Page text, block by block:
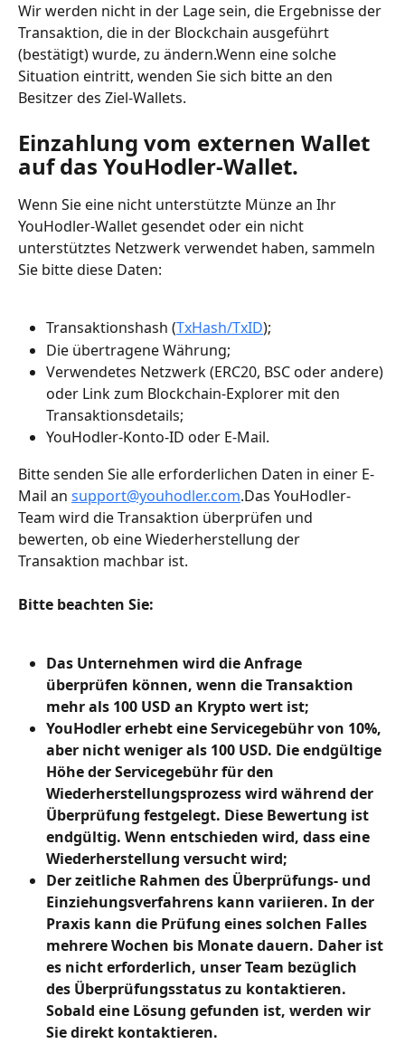
Wir werden nicht in der Lage sein, die Ergebnisse der
Transaktion, die in der Blockchain ausgeführt
(bestätigt) wurde, zu ändern.Wenn eine solche
Situation eintritt, wenden Sie sich bitte an den
Besitzer des Ziel-Wallets.
Einzahlung vom externen Wallet
auf das YouHodler-Wallet.
Wenn Sie eine nicht unterstützte Münze an Ihr
YouHodler-Wallet gesendet oder ein nicht
unterstütztes Netzwerk verwendet haben, sammeln
Sie bitte diese Daten:
Transaktionshash (TxHash/TxID);
Die übertragene Währung;
Verwendetes Netzwerk (ERC20, BSC oder andere)
oder Link zum Blockchain-Explorer mit den
Transaktionsdetails;
YouHodler-Konto-ID oder E-Mail.
Bitte senden Sie alle erforderlichen Daten in einer E-
Mail an support@youhodler.com.Das YouHodler-
Team wird die Transaktion überprüfen und
bewerten, ob eine Wiederherstellung der
Transaktion machbar ist.
Bitte beachten Sie:
Das Unternehmen wird die Anfrage
überprüfen können, wenn die Transaktion
mehr als 100 USD an Krypto wert ist;
YouHodler erhebt eine Servicegebühr von 10%,
aber nicht weniger als 100 USD. Die endgültige
Höhe der Servicegebühr für den
Wiederherstellungsprozess wird während der
Überprüfung festgelegt. Diese Bewertung ist
endgültig. Wenn entschieden wird, dass eine
Wiederherstellung versucht wird;
Der zeitliche Rahmen des Überprüfungs- und
Einziehungsverfahrens kann variieren. In der
Praxis kann die Prüfung eines solchen Falles
mehrere Wochen bis Monate dauern. Daher ist
es nicht erforderlich, unser Team bezüglich
des Überprüfungsstatus zu kontaktieren.
Sobald eine Lösung gefunden ist, werden wir
Sie direkt kontaktieren.